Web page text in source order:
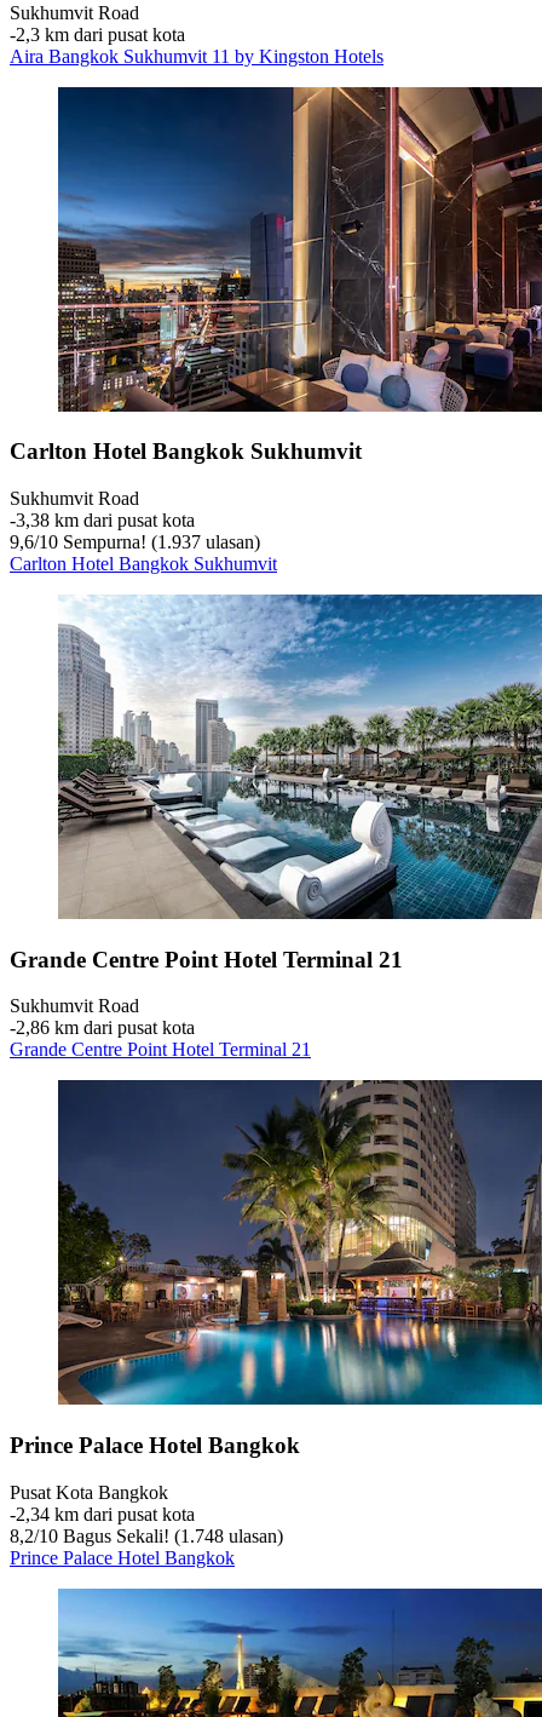
Sukhumvit Road
‐2,3 km dari pusat kota
Aira Bangkok Sukhumvit 11 by Kingston Hotels
Carlton Hotel Bangkok Sukhumvit
Sukhumvit Road
‐3,38 km dari pusat kota
9,6/10 Sempurna! (1.937 ulasan)
Carlton Hotel Bangkok Sukhumvit
Grande Centre Point Hotel Terminal 21
Sukhumvit Road
‐2,86 km dari pusat kota
Grande Centre Point Hotel Terminal 21
Prince Palace Hotel Bangkok
Pusat Kota Bangkok
‐2,34 km dari pusat kota
8,2/10 Bagus Sekali! (1.748 ulasan)
Prince Palace Hotel Bangkok